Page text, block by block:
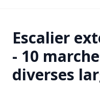
Escalier
- 10
diverses